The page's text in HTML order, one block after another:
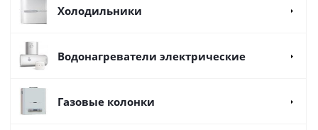
Холодильники
Водонагреватели электрические
Газовые колонки